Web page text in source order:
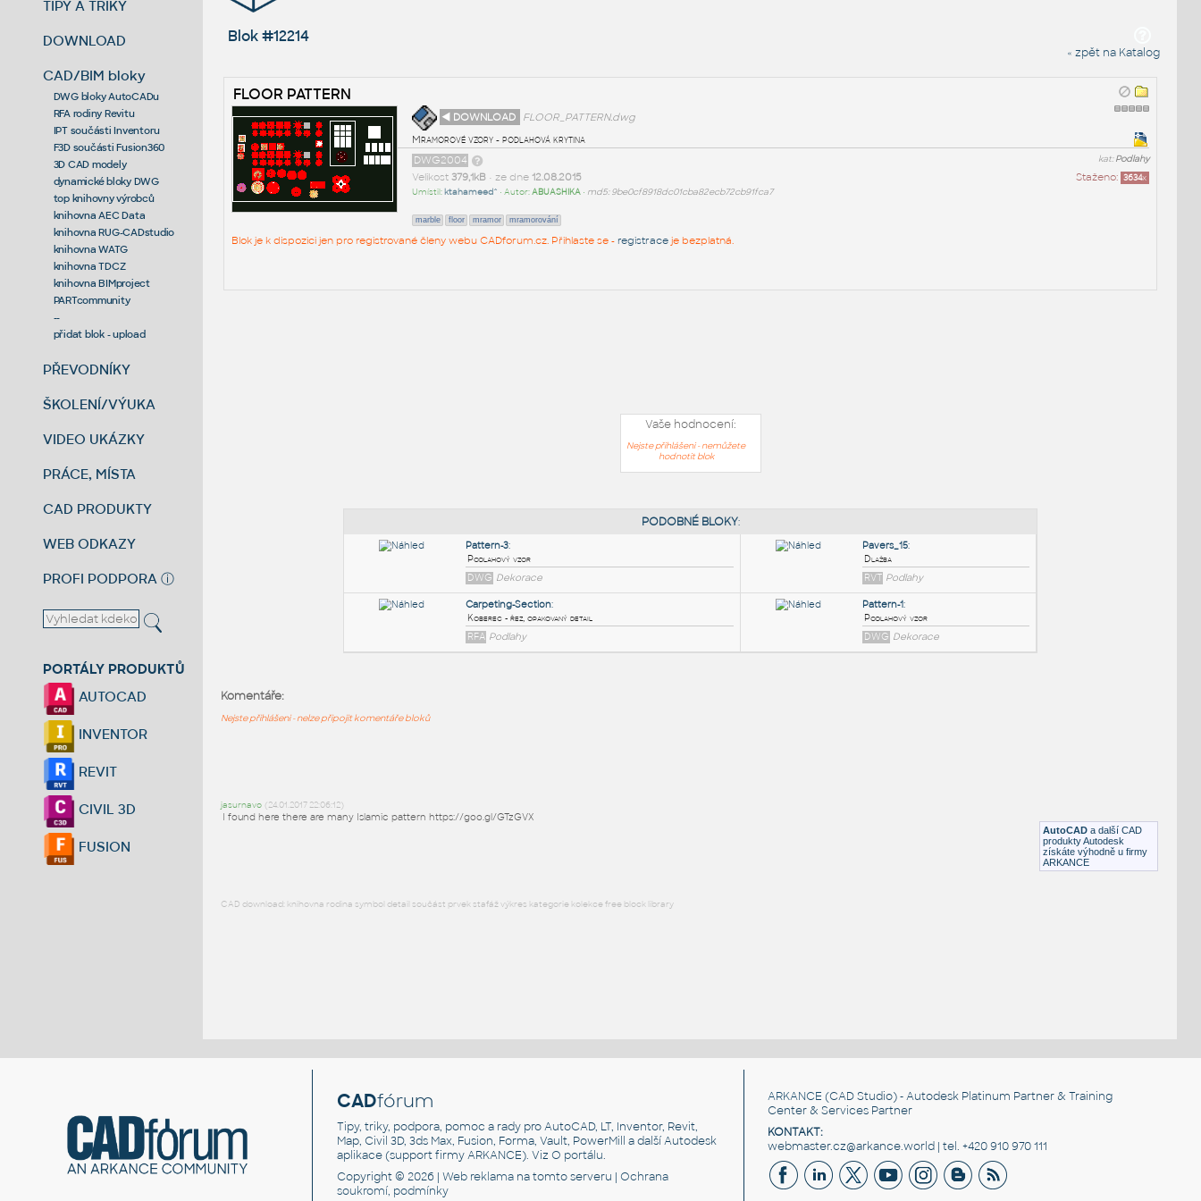
TIPY A TRIKY
DOWNLOAD
CAD/BIM bloky
DWG bloky AutoCADu
RFA rodiny Revitu
IPT součásti Inventoru
F3D součásti Fusion360
3D CAD modely
dynamické bloky DWG
top knihovny výrobců
knihovna AEC Data
knihovna RUG-CADstudio
knihovna WATG
knihovna TDCZ
knihovna BIMproject
PARTcommunity
--
přidat blok - upload
PŘEVODNÍKY
ŠKOLENÍ/VÝUKA
VIDEO UKÁZKY
PRÁCE, MÍSTA
CAD PRODUKTY
WEB ODKAZY
PROFI PODPORA ⓘ
PORTÁLY PRODUKTŮ
AUTOCAD
INVENTOR
REVIT
CIVIL 3D
FUSION
Blok #12214
« zpět na Katalog
FLOOR PATTERN
◄ DOWNLOAD
FLOOR_PATTERN.dwg
Mramorové vzory - podlahová krytina
kat:Podlahy
DWG2004
Staženo: 3634x
Velikost 379,1kB• ze dne 12.08.2015
Umístil: ktahameed^ • Autor:ABUASHIKA• md5: 9be0cf8918dc01cba82ecb72cb91fca7
marble floor mramor mramorování
Blok je k dispozici jen pro registrované členy webu CADforum.cz. Přihlaste se - registraceje bezplatná.
Vaše hodnocení:
Nejste přihlášeni - nemůžete
hodnotit blok
DWG Dekorace
AutoCAD a další CAD
produkty Autodesk
získáte výhodně u firmy
ARKANCE
Komentáře:
Nejste přihlášeni - nelze připojit komentáře bloků
jasurnavo (24.01.2017 22:06:12)
I found here there are many Islamic pattern https://goo.gl/GTzGVX
CAD download: knihovna rodina symbol detail součást prvek stafáž výkres kategorie kolekce free block library
CADfórum
Tipy, triky, podpora, pomoc a rady pro AutoCAD, LT, Inventor, Revit,
Map, Civil 3D, 3ds Max, Fusion, Forma, Vault, PowerMill a další Autodesk
aplikace (support firmy ARKANCE). VizO portálu.
Copyright © 2026 |Web reklama na tomto serveru |Ochrana
soukromí, podmínky
ARKANCE (CAD Studio) - Autodesk Platinum Partner & Training
Center & Services Partner
KONTAKT:
webmaster.cz@arkance.world | tel. +420 910 970 111